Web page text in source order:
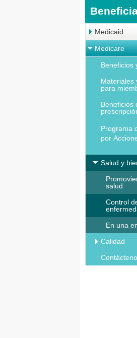
Medicaid
Medicare
Beneficios
Materiales
para
Beneficios
Programa
por
Salud y
salud
Control
En una
Calidad